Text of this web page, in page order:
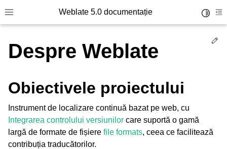
Toggle site navigation sidebar
Weblate 5.0 documentație
Despre Weblate
Obiectivele proiectului
Instrument de localizare continuă bazat pe web, cu
Integrarea controlului versiunilor care suportă o gamă
largă de formate de fișiere file formats, ceea ce facilitează
contribuția traducătorilor.